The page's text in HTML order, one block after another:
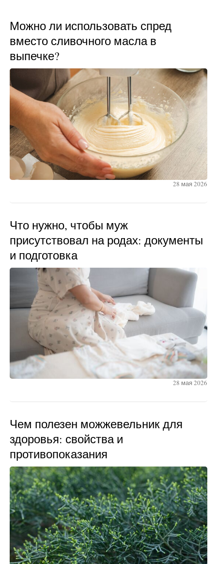
Можно ли использовать спред
вместо сливочного масла в
выпечке?
28 мая 2026
Что нужно, чтобы муж
присутствовал на родах: документы
и подготовка
28 мая 2026
Чем полезен можжевельник для
здоровья: свойства и
противопоказания